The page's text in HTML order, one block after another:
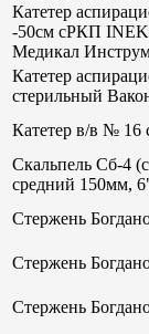
Катетер
-50см сРКП
Медикал
Катетер
стерильный
Катетер в/в № 16
Скальпель Сб-4
средний 150мм,
Стержень
Стержень
Стержень